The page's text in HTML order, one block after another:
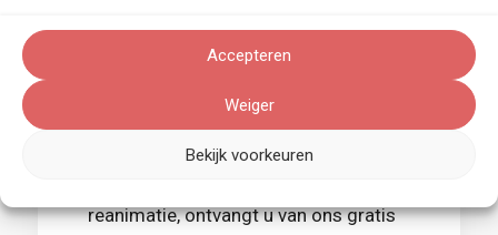
Accepteren
Weiger
Bekijk voorkeuren
batterijen of elektroden vervangen
reanimatie, ontvangt u van ons gratis